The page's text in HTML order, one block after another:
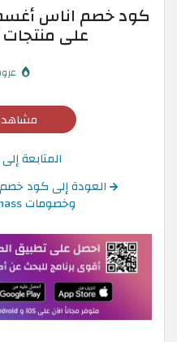
على منتجات
المتابعة
وخصومات Ounass فعالة 100%